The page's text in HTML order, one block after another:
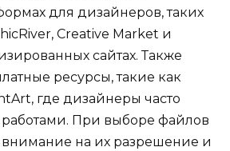
для дизайнеров, таких
Creative Market и
сайтах. Также
ресурсы, такие как
где дизайнеры часто
При выборе файлов
на их разрешение и